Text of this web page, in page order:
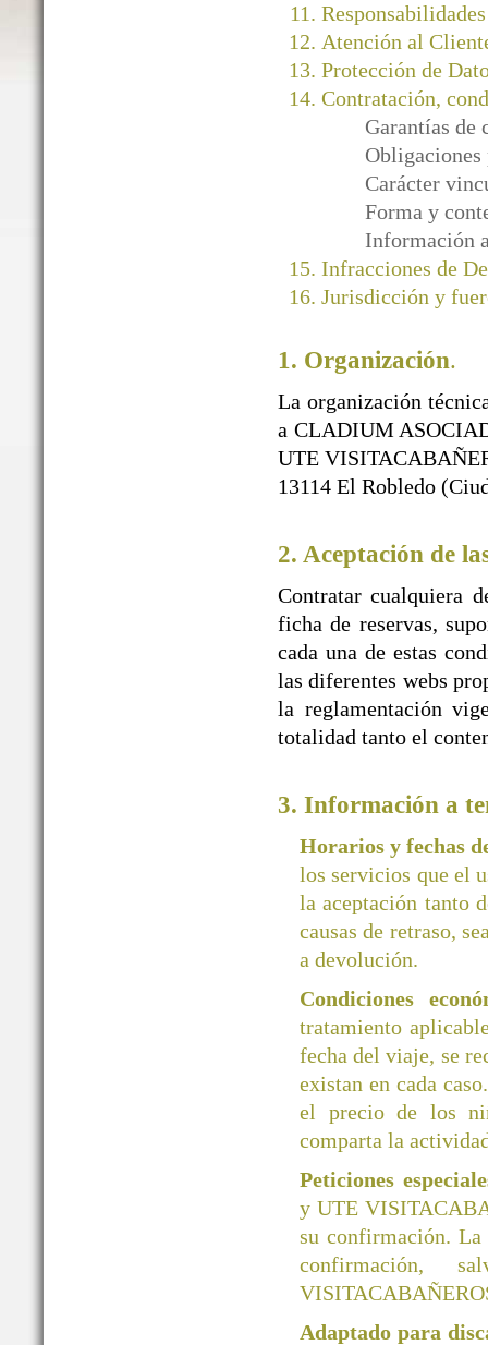
Responsabilidades
Atención al
Protección de
Contratación,
Garantías de
Carácter
Forma y
Información
Infracciones de
Jurisdicción y
1. Organización.
La organización
a CLADIUM
UTE
13114 El Robledo
2. Aceptación de
Contratar cualquiera
ficha de reservas,
cada una de estas
las diferentes webs
la reglamentación
totalidad tanto el
3. Información a
Horarios y fechas
los servicios que el
la aceptación tanto
causas de retraso,
a devolución.
Condiciones
tratamiento
fecha del viaje, se
existan en cada
el precio de los
comparta la
Peticiones
y UTE
su confirmación.
confirmación,
Adaptado para